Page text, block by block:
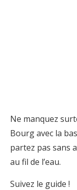
Ne manquez
Bourg avec la
partez pas sans
au fil de l’eau.
Suivez le guide !